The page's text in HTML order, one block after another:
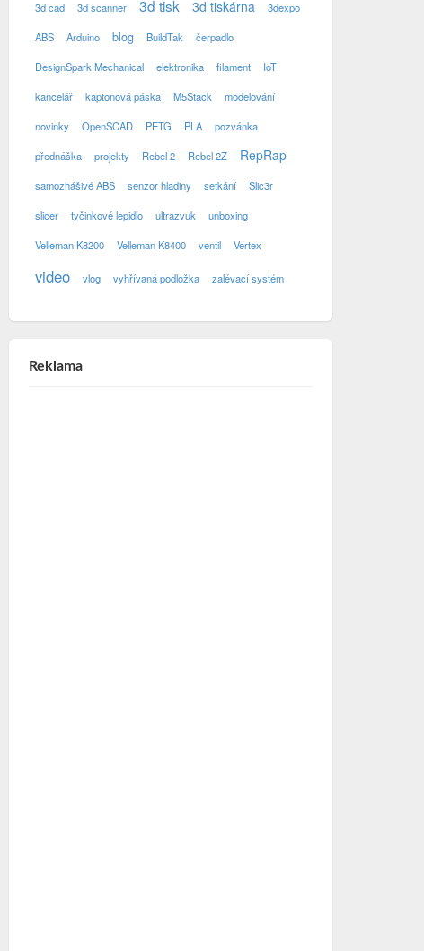
3d cad 3d scanner 3d tisk 3d tiskárna 3dexpo
ABS Arduino blog BuildTak čerpadlo
DesignSpark Mechanical elektronika filament IoT
kancelář kaptonová páska M5Stack modelování
novinky OpenSCAD PETG PLA pozvánka
přednáška projekty Rebel 2 Rebel 2Z RepRap
samozhášivé ABS senzor hladiny setkání Slic3r
slicer tyčinkové lepidlo ultrazvuk unboxing
Velleman K8200 Velleman K8400 ventil Vertex
video vlog vyhřívaná podložka zalévací systém
Reklama